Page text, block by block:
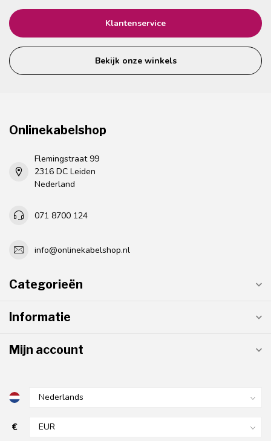
Klantenservice
Bekijk onze winkels
Onlinekabelshop
Flemingstraat 99
2316 DC Leiden
Nederland
071 8700 124
info@onlinekabelshop.nl
Categorieën
Informatie
Mijn account
€